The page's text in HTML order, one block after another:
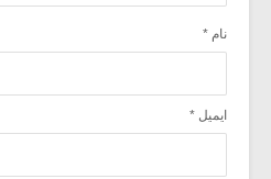
نام *
ایمیل *